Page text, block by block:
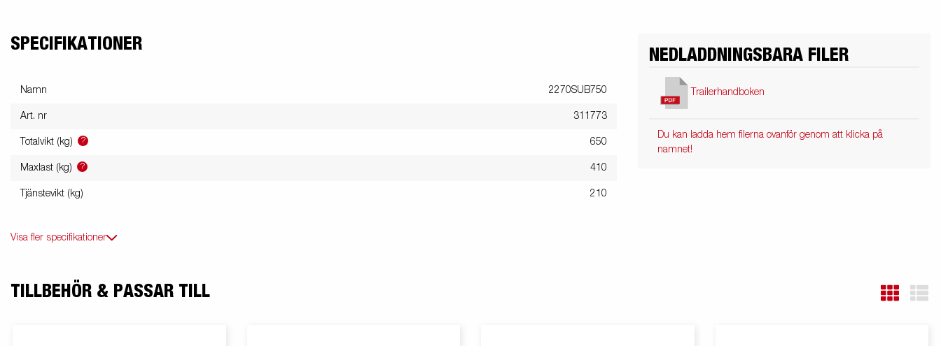
SPECIFIKATIONER
Namn 2270SUB750
Art. nr 311773
Totalvikt (kg) ? 650
Maxlast (kg) ? 410
Tjänstevikt (kg) 210
Visa fler specifikationer
NEDLADDNINGSBARA FILER
Trailerhandboken
Du kan ladda hem filerna ovanför genom att klicka på
namnet!
TILLBEHÖR & PASSAR TILL